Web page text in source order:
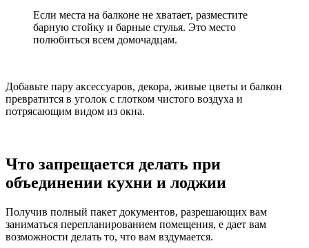
Если места на балконе не хватает, разместите
барную стойку и барные стулья. Это место
полюбиться всем домочадцам.
Добавьте пару аксессуаров, декора, живые цветы и балкон
превратится в уголок с глотком чистого воздуха и
потрясающим видом из окна.
Что запрещается делать при
объединении кухни и лоджии
Получив полный пакет документов, разрешающих вам
заниматься перепланированием помещения, е дает вам
возможности делать то, что вам вздумается.